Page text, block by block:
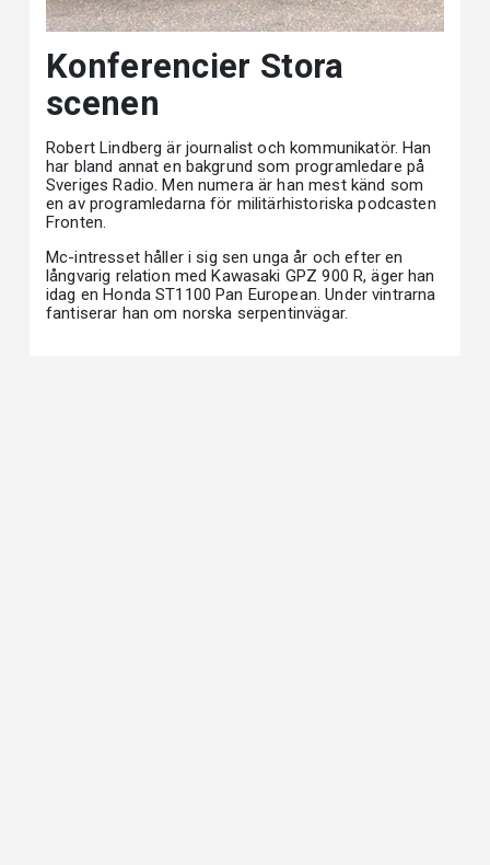
Konferencier Stora
scenen
Robert Lindberg är journalist och kommunikatör. Han
har bland annat en bakgrund som programledare på
Sveriges Radio. Men numera är han mest känd som
en av programledarna för militärhistoriska podcasten
Fronten.
Mc-intresset håller i sig sen unga år och efter en
långvarig relation med Kawasaki GPZ 900 R, äger han
idag en Honda ST1100 Pan European. Under vintrarna
fantiserar han om norska serpentinvägar.